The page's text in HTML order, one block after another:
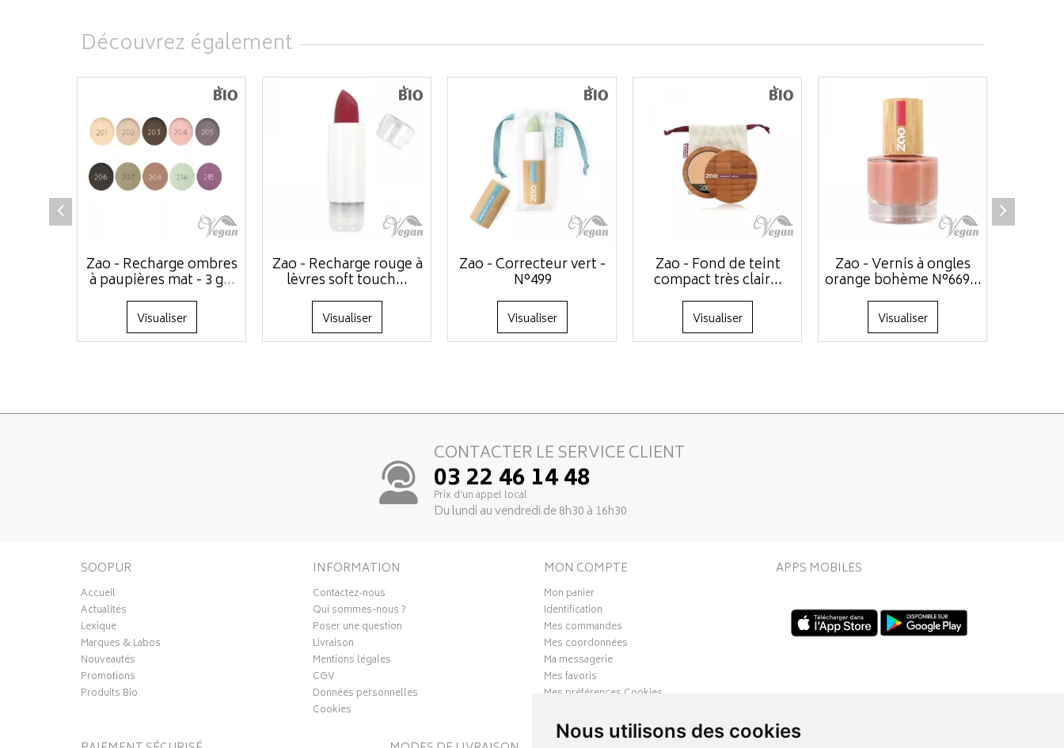
Nous utilisons des cookies
Découvrez également
Zao - Recharge ombres
à paupières mat - 3 g...
Visualiser
Zao - Recharge rouge à
lèvres soft touch...
Visualiser
Zao - Correcteur vert -
N°499
Visualiser
Zao - Fond de teint
compact très clair...
Visualiser
Zao - Vernis à ongles
orange bohème N°669...
Visualiser
CONTACTER LE SERVICE CLIENT
03 22 46 14 48
Prix d’un appel local
Du lundi au vendredi de 8h30 à 16h30
SOOPUR
Accueil
Actualités
Lexique
Marques & Labos
Nouveautés
Promotions
Produits Bio
INFORMATION
Contactez-nous
Qui sommes-nous ?
Poser une question
Livraison
Mentions légales
CGV
Données personnelles
Cookies
MON COMPTE
Mon panier
Identification
Mes commandes
Mes coordonnées
Ma messagerie
Mes favoris
Mes préférences Cookies
APPS MOBILES